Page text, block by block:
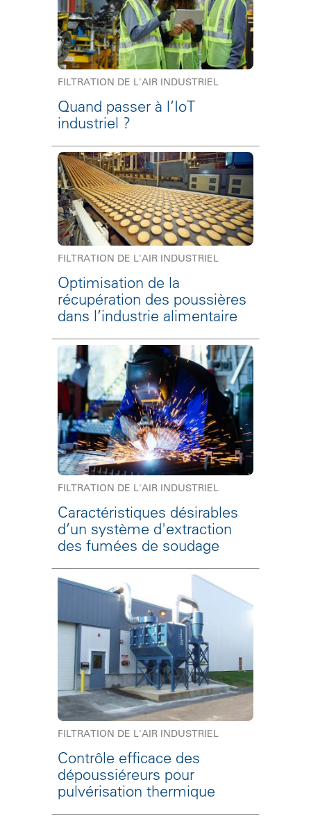
FILTRATION DE L'AIR INDUSTRIEL
Quand passer à l’IoT
industriel ?
FILTRATION DE L'AIR INDUSTRIEL
Optimisation de la
récupération des poussières
dans l’industrie alimentaire
FILTRATION DE L'AIR INDUSTRIEL
Caractéristiques désirables
d’un système d'extraction
des fumées de soudage
FILTRATION DE L'AIR INDUSTRIEL
Contrôle efficace des
dépoussiéreurs pour
pulvérisation thermique